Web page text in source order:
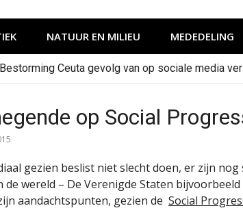
NATUUR EN MILIEU MEDEDELING
Bestorming Ceuta gevolg van op sociale media
op Social
gezien beslist niet slecht doen, er zijn nog
wereld – De Verenigde Staten bijvoorbeeld
aandachtspunten, gezien de Social